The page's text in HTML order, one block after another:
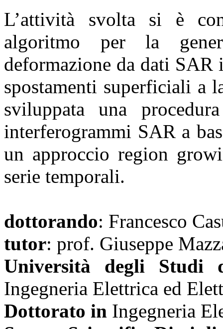
L’attività svolta si è
algoritmo per la
deformazione da dati
spostamenti superficiali a
sviluppata una
interferogrammi SAR a
un approccio region
serie temporali.
dottorando: Francesco
tutor: prof. Giuseppe
Università degli
Ingegneria Elettrica ed
Dottorato in Ingegneria